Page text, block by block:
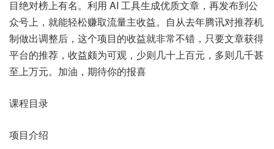
目绝对榜上有名。利用 AI 工具生成优质文章，再发布到公
众号上，就能轻松赚取流量主收益。自从去年腾讯对推荐机
制做出调整后，这个项目的收益就非常不错，只要文章获得
平台的推荐，收益颇为可观，少则几十上百元，多则几千甚
至上万元。加油，期待你的报喜
课程目录
项目介绍